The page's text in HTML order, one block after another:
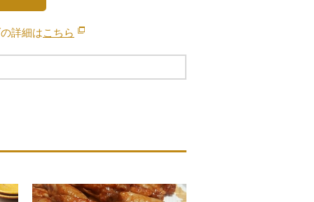
詳細はこちら 別のウィンドウで開きます。